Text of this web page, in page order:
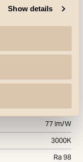
Show details220-240V
323lm - 1200lm
77 lm/W
3000K
Ra 98